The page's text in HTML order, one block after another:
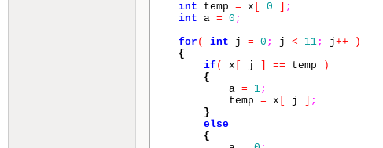
int temp = x 0
;
int a = 0 ;
for ( int j = 0 ; j < 11; j++
)
{
if ( x j == temp
)
{
a = 1;
temp = x j
;
}
else
{